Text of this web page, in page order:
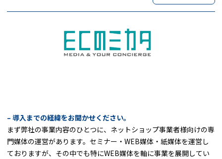
– 導入までの経緯をお聞かせください。
まず弊社の事業内容のひとつに、ネットショップ事業者様向けの専
門媒体の運営があります。セミナー・WEB媒体・紙媒体を運営し
ておりますが、その中でも特にWEB媒体を軸に事業を展開してい